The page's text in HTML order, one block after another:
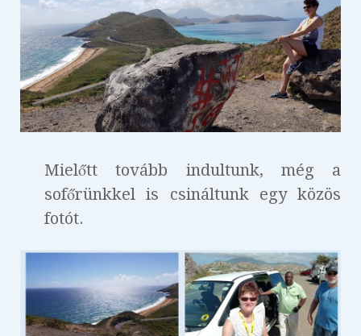
Mielőtt tovább indultunk, még a
sofőrünkkel is csináltunk egy közös
fotót.